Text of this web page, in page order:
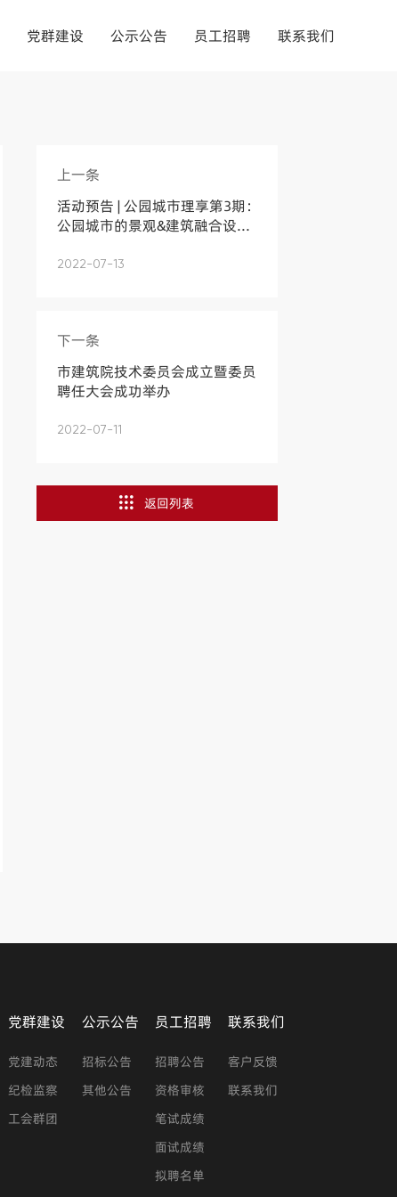
党群建设 公示公告 员工招聘 联系我们
上一条
活动预告 | 公园城市理享第3期：
公园城市的景观&建筑融合设...
2022-07-13
下一条
市建筑院技术委员会成立暨委员
聘任大会成功举办
2022-07-11
返回列表
党群建设
党建动态
纪检监察
工会群团
公示公告
招标公告
其他公告
员工招聘
招聘公告
资格审核
笔试成绩
面试成绩
拟聘名单
联系我们
客户反馈
联系我们